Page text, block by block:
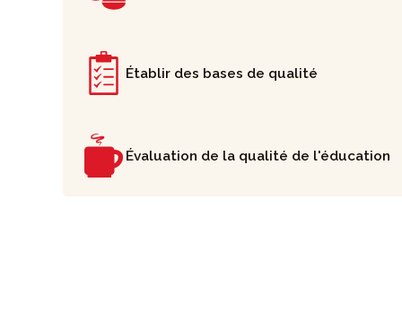
Établir des bases de qualité
Évaluation de la qualité de l'éducation